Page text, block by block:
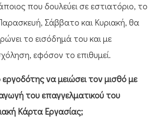
που δουλεύει σε εστιατόριο, το
Σάββατο και Κυριακή, θα
το εισόδημά του και με
εφόσον το επιθυμεί.
εργοδότης να μειώσει τον μισθό με
του επαγγελματικού του
Κάρτα Εργασίας;